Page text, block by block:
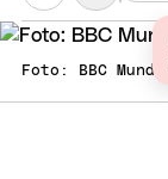
Foto: BBC Mundo